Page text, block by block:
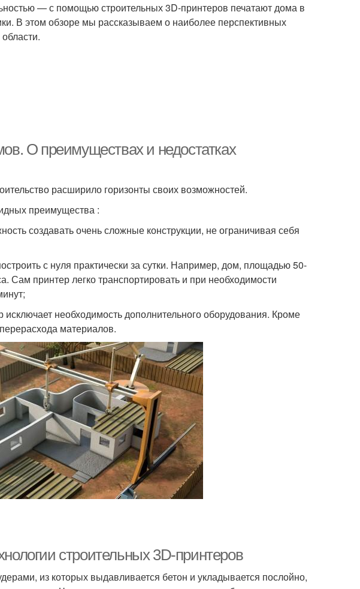
— с помощью строительных 3D-принтеров печатают дома в
В этом обзоре мы рассказываем о наиболее перспективных
О преимуществах и недостатках
расширило горизонты своих возможностей.
преимущества :
создавать очень сложные конструкции, не ограничивая себя
с нуля практически за сутки. Например, дом, площадью 50-
Сам принтер легко транспортировать и при необходимости
необходимость дополнительного оборудования. Кроме
материалов.
строительных 3D-принтеров
из которых выдавливается бетон и укладывается послойно,